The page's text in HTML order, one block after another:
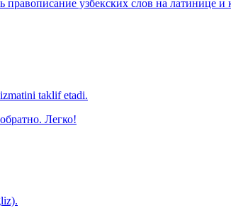
узбекских слов на латинице и
taklif etadi.
Легко!